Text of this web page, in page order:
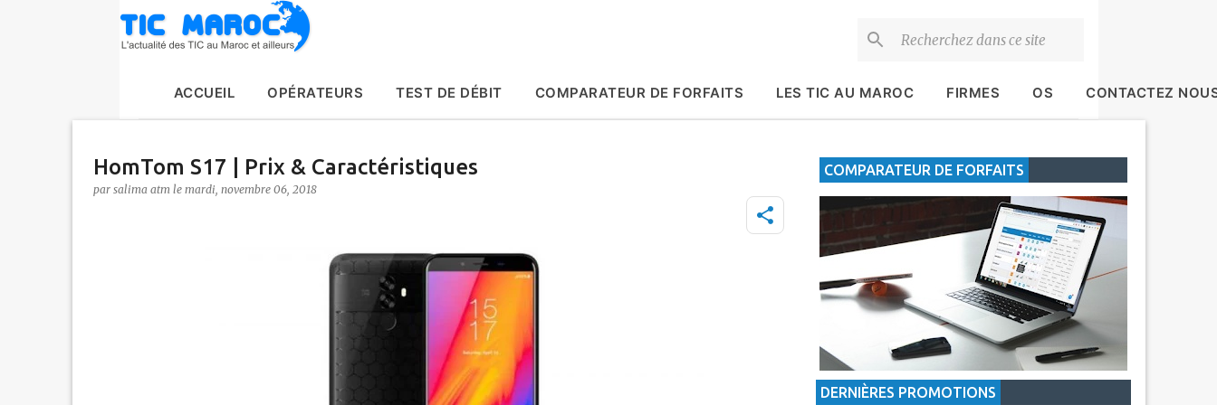
ACCUEIL OPÉRATEURS TEST DE DÉBIT COMPARATEUR DE FORFAITS LES TIC AU MAROC FIRMES OS CONTACTEZ
HomTom S17 | Prix & Caractéristiques
par salima atm le mardi, novembre 06, 2018
COMPARATEUR DE FORFAITS
DERNIÈRES PROMOTIONS